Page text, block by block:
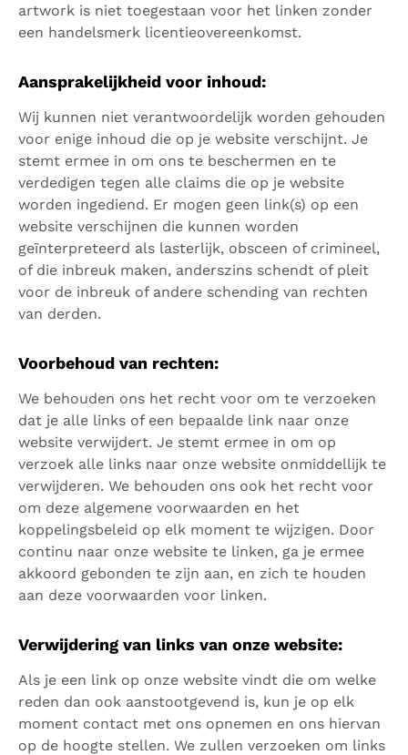
artwork is niet toegestaan ​​voor het linken zonder
een handelsmerk licentieovereenkomst.
Aansprakelijkheid voor inhoud:
Wij kunnen niet verantwoordelijk worden gehouden
voor enige inhoud die op je website verschijnt. Je
stemt ermee in om ons te beschermen en te
verdedigen tegen alle claims die op je website
worden ingediend. Er mogen geen link(s) op een
website verschijnen die kunnen worden
geïnterpreteerd als lasterlijk, obsceen of crimineel,
of die inbreuk maken, anderszins schendt of pleit
voor de inbreuk of andere schending van rechten
van derden.
Voorbehoud van rechten:
We behouden ons het recht voor om te verzoeken
dat je alle links of een bepaalde link naar onze
website verwijdert. Je stemt ermee in om op
verzoek alle links naar onze website onmiddellijk te
verwijderen. We behouden ons ook het recht voor
om deze algemene voorwaarden en het
koppelingsbeleid op elk moment te wijzigen. Door
continu naar onze website te linken, ga je ermee
akkoord gebonden te zijn aan, en zich te houden
aan deze voorwaarden voor linken.
Verwijdering van links van onze website:
Als je een link op onze website vindt die om welke
reden dan ook aanstootgevend is, kun je op elk
moment contact met ons opnemen en ons hiervan
op de hoogte stellen. We zullen verzoeken om links